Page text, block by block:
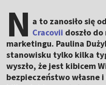
N a to zanosiło się
Cracovii doszło
marketingu. Paulina
stanowisku tylko kilka
wyszło, że jest kibicem
bezpieczeństwo własne